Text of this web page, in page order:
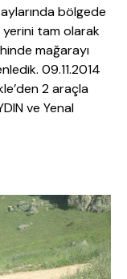
bölgede
yerini tam olarak
mağarayı
09.11.2014
2 araçla
ve Yenal